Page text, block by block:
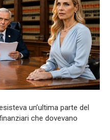
un’ultima parte del
che dovevano